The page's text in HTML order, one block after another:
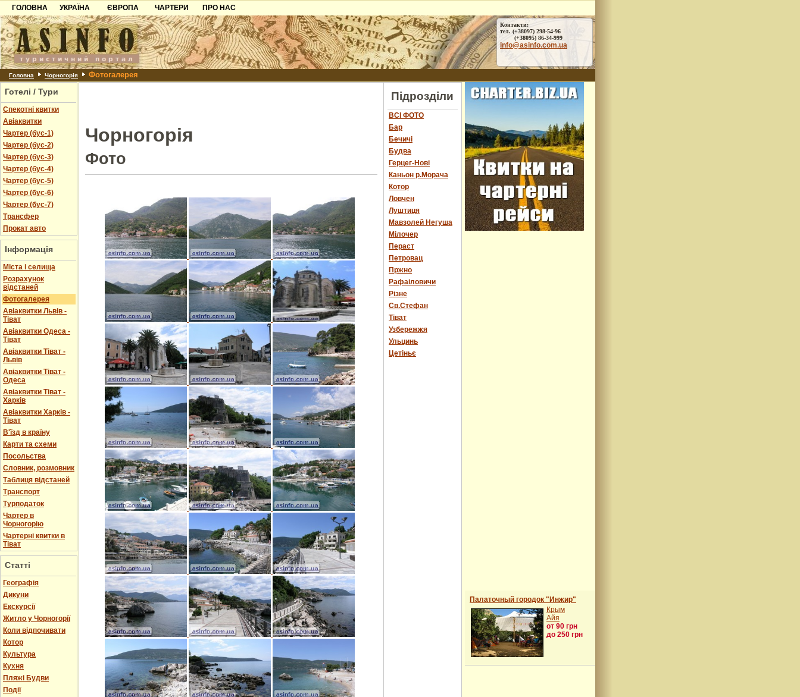
ГОЛОВНА
УКРАЇНА
Карпати
Азов
Причорноморря
Шацьк
ЄВРОПА
Чорногорія
Хорватія
Болгарія
Албанія
ЧАРТЕРИ
ПРО НАС
Контакти
Партнерам
Додати готель
Контакти:
тел. (+38097) 298-54-96
(+38095) 86-34-999
info@asinfo.com.ua
Головна Чорногорія Фотогалерея
Готелі / Тури
Спекотні квитки
Авіаквитки
Чартер (бус-1)
Чартер (бус-2)
Чартер (бус-3)
Чартер (бус-4)
Чартер (бус-5)
Чартер (бус-6)
Чартер (бус-7)
Трансфер
Прокат авто
Інформація
Міста і селища
Розрахунок
відстаней
Фотогалерея
Авіаквитки Львів -
Тіват
Авіаквитки Одеса -
Тіват
Авіаквитки Тіват -
Львів
Авіаквитки Тіват -
Одеса
Авіаквитки Тіват -
Харків
Авіаквитки Харків -
Тіват
В'їзд в країну
Карти та схеми
Посольства
Словник, розмовник
Таблиця відстаней
Транспорт
Турподаток
Чартер в
Чорногорію
Чартерні квитки в
Тіват
Статті
Географія
Дикуни
Екскурсії
Житло у Чорногорії
Коли відпочивати
Котор
Культура
Кухня
Пляжі Будви
Події
Чорногорія
Фото
Підрозділи
ВСІ ФОТО
Бар
Бечичі
Будва
Герцег-Нові
Каньон р.Морача
Котор
Ловчен
Луштиця
Мавзолей Негуша
Мілочер
Пераст
Петровац
Пржно
Рафаіловичи
Різне
Св.Стефан
Тіват
Узбережжя
Ульцинь
Цетіньє
Палаточный городок "Инжир"
Крым
Айя
от 90 грн
до 250 грн